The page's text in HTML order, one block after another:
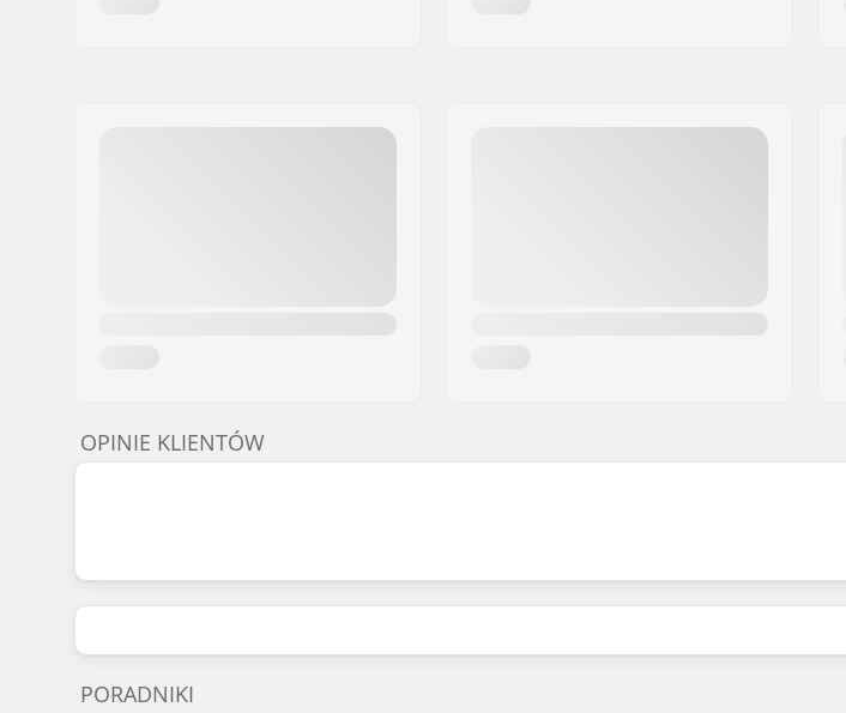
OPINIE KLIENTÓW
PORADNIKI